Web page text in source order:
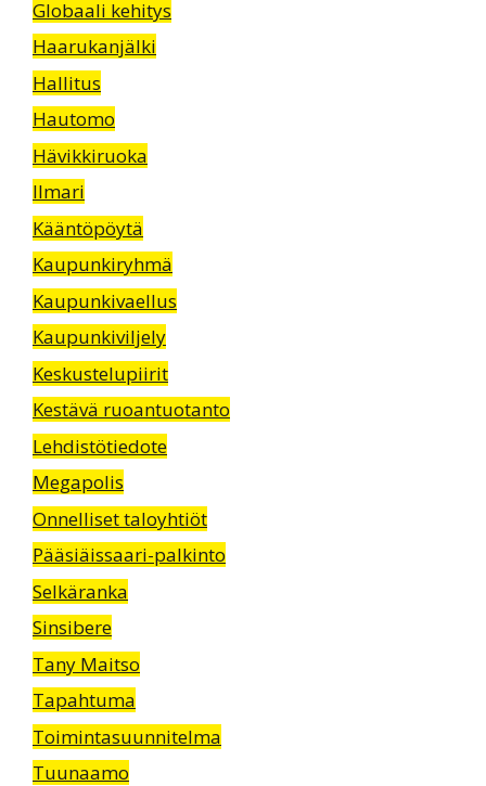
Globaali kehitys
Haarukanjälki
Hallitus
Hautomo
Hävikkiruoka
Ilmari
Kääntöpöytä
Kaupunkiryhmä
Kaupunkivaellus
Kaupunkiviljely
Keskustelupiirit
Kestävä ruoantuotanto
Lehdistötiedote
Megapolis
Onnelliset taloyhtiöt
Pääsiäissaari-palkinto
Selkäranka
Sinsibere
Tany Maitso
Tapahtuma
Toimintasuunnitelma
Tuunaamo